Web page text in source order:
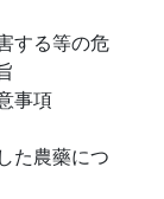
する等の危
事項
た農藥につ